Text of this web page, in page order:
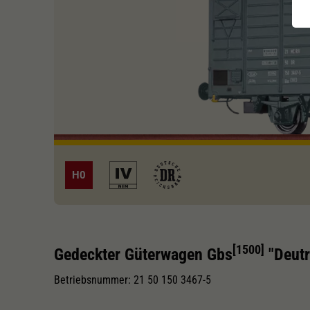
H0
Gedeckter Güterwagen Gbs[1500]
Betriebsnummer: 21 50 150 3467-5